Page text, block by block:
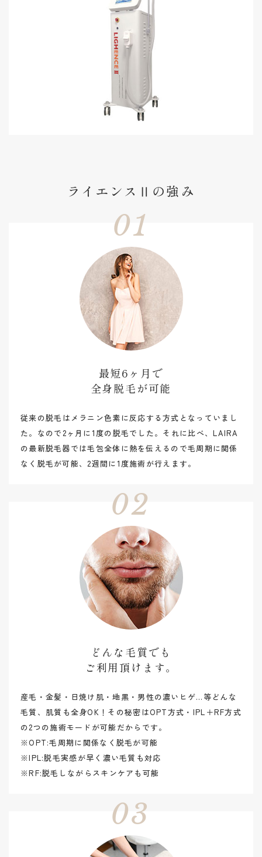
ライエンスⅡの強み
01
最短6ヶ月で
​​​​​​​全身脱毛が可能
従来の脱毛はメラニン色素に反応する方式となっていまし
た。なので2ヶ月に1度の脱毛でした。それに比べ、LAIRA
の最新脱毛器では毛包全体に熱を伝えるので毛周期に関係
なく脱毛が可能、2週間に1度施術が行えます。
02
どんな毛質でも
​​​​​​​ご利用頂けます。
産毛・金髪・日焼け肌・地黒・男性の濃いヒゲ…等どんな
毛質、肌質も全身OK！その秘密はOPT方式・IPL＋RF方式
の2つの施術モードが可能だからです。
※OPT:毛周期に関係なく脱毛が可能
※IPL:脱毛実感が早く濃い毛質も対応
※RF:脱毛しながらスキンケアも可能
03